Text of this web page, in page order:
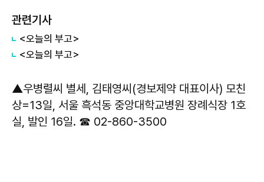
관련기사
<오늘의 부고>
<오늘의 부고>
▲우병렬씨 별세, 김태영씨(경보제약 대표이사) 모친
상=13일, 서울 흑석동 중앙대학교병원 장례식장 1호
실, 발인 16일. ☎ 02-860-3500